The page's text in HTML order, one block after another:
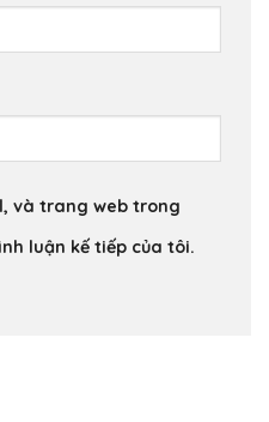
và trang web trong
luận kế tiếp của tôi.